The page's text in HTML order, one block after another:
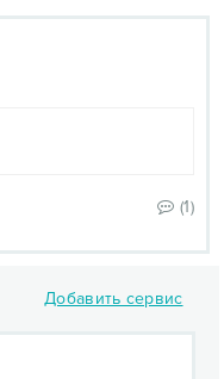
(1)
Добавить сервис